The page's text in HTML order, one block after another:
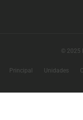
© 2025
Principal Unidades